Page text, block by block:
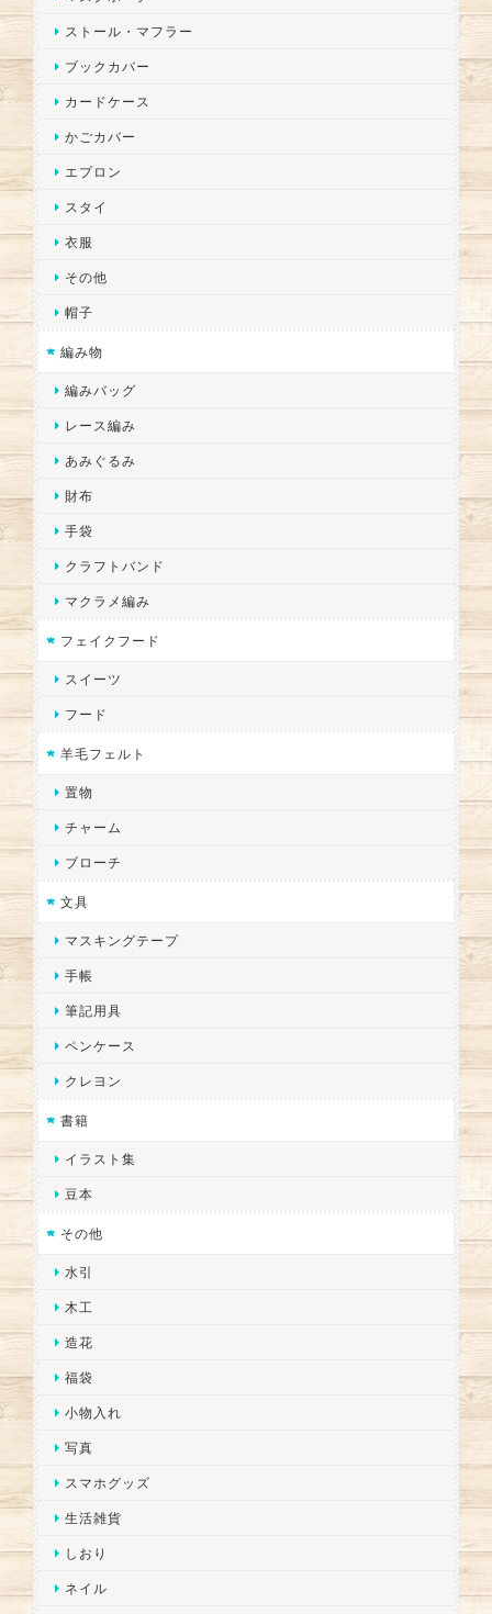
ストール・マフラー
ブックカバー
カードケース
かごカバー
エプロン
スタイ
衣服
その他
帽子
編み物
編みバッグ
レース編み
あみぐるみ
財布
手袋
クラフトバンド
マクラメ編み
フェイクフード
スイーツ
フード
羊毛フェルト
置物
チャーム
ブローチ
文具
マスキングテープ
手帳
筆記用具
ペンケース
クレヨン
書籍
イラスト集
豆本
その他
水引
木工
造花
福袋
小物入れ
写真
スマホグッズ
生活雑貨
しおり
ネイル